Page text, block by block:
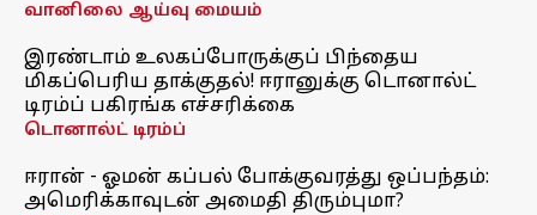
வானிலை ஆய்வு மையம்
இரண்டாம் உலகப்போருக்குப் பிந்தைய
மிகப்பெரிய தாக்குதல்! ஈரானுக்கு டொனால்ட்
டிரம்ப் பகிரங்க எச்சரிக்கை
டொனால்ட் டிரம்ப்
ஈரான் - ஓமன் கப்பல் போக்குவரத்து ஒப்பந்தம்:
அமெரிக்காவுடன் அமைதி திரும்புமா?